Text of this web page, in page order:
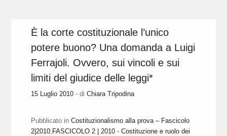
È la corte costituzionale l’unico
potere buono? Una domanda a Luigi
Ferrajoli. Ovvero, sui vincoli e sui
limiti del giudice delle leggi*
15 Luglio 2010 - di Chiara Tripodina
Pubblicato in Costituzionalismo alla prova – Fascicolo
2|2010, FASCICOLO 2 | 2010 - Costituzione e ruolo dei